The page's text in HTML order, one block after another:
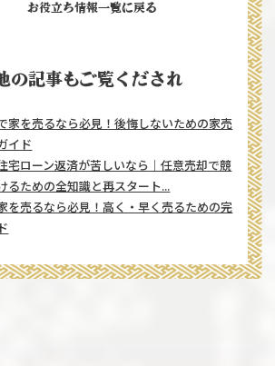
お役立ち情報一覧に戻る
の記事もご覧くだされ
家を売るなら必見！後悔しないための家売
イド
宅ローン返済が苦しいなら｜任意売却で競
るための全知識と再スタート...
を売るなら必見！高く・早く売るための完